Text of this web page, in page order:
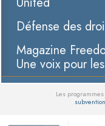
Défense des
Magazine
Une voix pour
Les